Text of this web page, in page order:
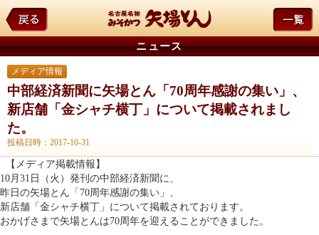
ニュース
メディア情報
中部経済新聞に矢場とん「70周年感謝の集い」、
新店舗「金シャチ横丁」について掲載されまし
た。
投稿日時：2017-10-31
【メディア掲載情報】
10月31日（火）発刊の中部経済新聞に、
昨日の矢場とん「70周年感謝の集い」、
新店舗「金シャチ横丁」について掲載されております。
おかげさまで矢場とんは70周年を迎えることができました。